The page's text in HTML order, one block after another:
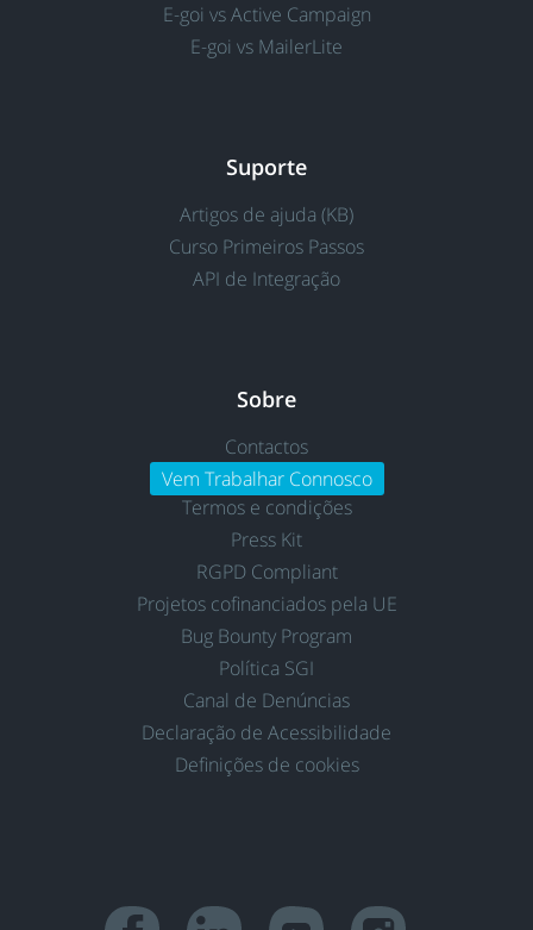
E-goi vs Active Campaign
E-goi vs MailerLite
Suporte
Artigos de ajuda (KB)
Curso Primeiros Passos
API de Integração
Sobre
Contactos
Vem Trabalhar Connosco
Termos e condições
Press Kit
RGPD Compliant
Projetos cofinanciados pela UE
Bug Bounty Program
Política SGI
Canal de Denúncias
Declaração de Acessibilidade
Definições de cookies